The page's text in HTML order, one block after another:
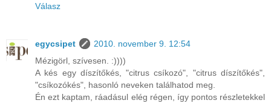
Válasz
egycsipet
2010. november 9. 12:54
Mézigörl, szívesen. :))))
A kés egy díszítőkés, "citrus csíkozó", "citrus díszítőkés",
"csíkozókés", hasonló neveken találhatod meg.
Én ezt kaptam, ráadásul elég régen, így pontos részletekkel